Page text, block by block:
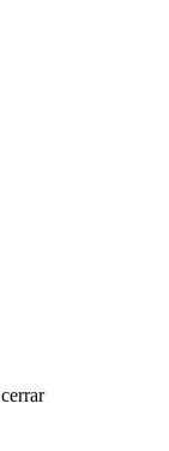
cerrar